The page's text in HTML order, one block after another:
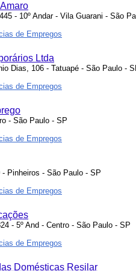
- 10º Andar - Vila Guarani - São
de Empregos
Ltda
Dias, 106 - Tatuapé - São Paulo -
de Empregos
- São Paulo - SP
de Empregos
Pinheiros - São Paulo - SP
de Empregos
- 5º And - Centro - São Paulo - SP
de Empregos
Domésticas Resilar